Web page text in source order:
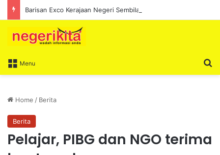
Menu
Home / Berita
Berita
Pelajar, PIBG dan NGO terima